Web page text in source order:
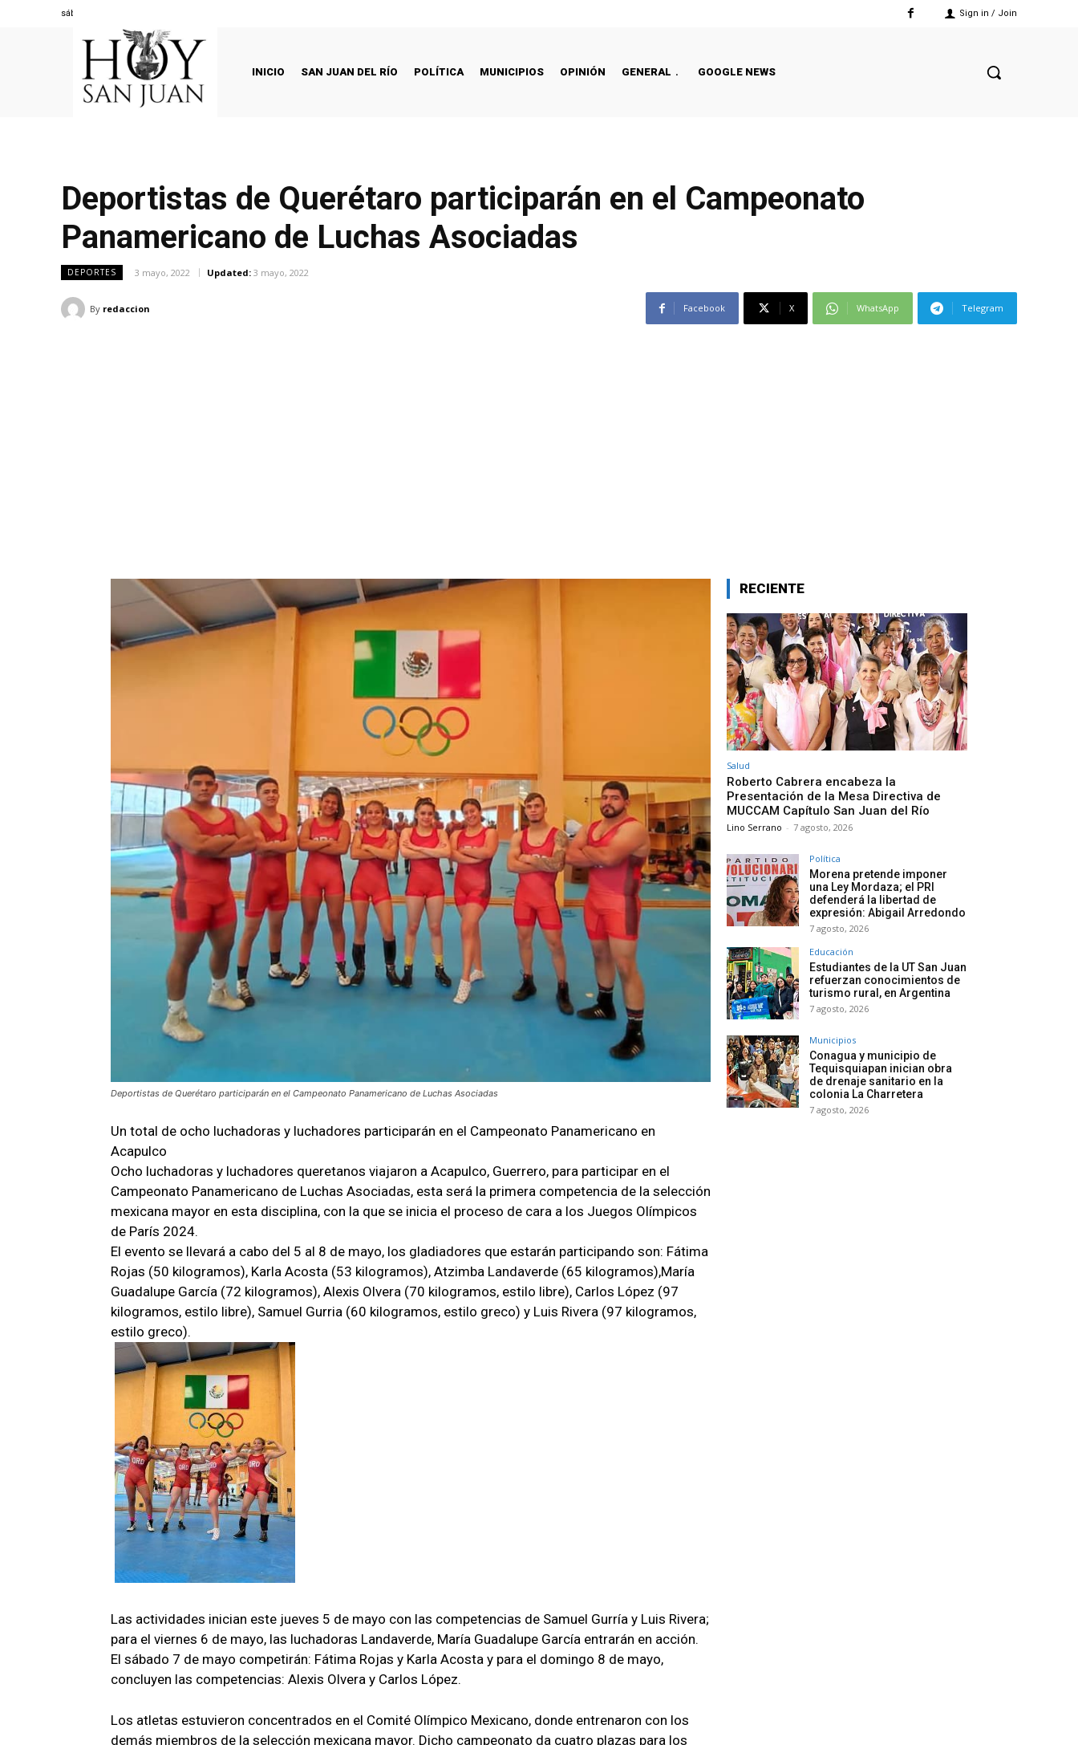
sábado, agosto 8, 2026 Sign in / Join
INICIO SAN JUAN DEL RÍO POLÍTICA MUNICIPIOS OPINIÓN GENERAL GOOGLE NEWS
Deportistas de Querétaro participarán en el Campeonato
Panamericano de Luchas Asociadas
DEPORTES 3 mayo, 2022 Updated: 3 mayo, 2022
By redaccion Facebook X WhatsApp Telegram
Deportistas de Querétaro participarán en el Campeonato Panamericano de Luchas Asociadas
Un total de ocho luchadoras y luchadores participarán en el Campeonato Panamericano en
Acapulco
Ocho luchadoras y luchadores queretanos viajaron a Acapulco, Guerrero, para participar en el
Campeonato Panamericano de Luchas Asociadas, esta será la primera competencia de la selección
mexicana mayor en esta disciplina, con la que se inicia el proceso de cara a los Juegos Olímpicos
de París 2024.
El evento se llevará a cabo del 5 al 8 de mayo, los gladiadores que estarán participando son: Fátima
Rojas (50 kilogramos), Karla Acosta (53 kilogramos), Atzimba Landaverde (65 kilogramos),María
Guadalupe García (72 kilogramos), Alexis Olvera (70 kilogramos, estilo libre), Carlos López (97
kilogramos, estilo libre), Samuel Gurria (60 kilogramos, estilo greco) y Luis Rivera (97 kilogramos,
estilo greco).
Las actividades inician este jueves 5 de mayo con las competencias de Samuel Gurría y Luis Rivera;
para el viernes 6 de mayo, las luchadoras Landaverde, María Guadalupe García entrarán en acción.
El sábado 7 de mayo competirán: Fátima Rojas y Karla Acosta y para el domingo 8 de mayo,
concluyen las competencias: Alexis Olvera y Carlos López.
Los atletas estuvieron concentrados en el Comité Olímpico Mexicano, donde entrenaron con los
demás miembros de la selección mexicana mayor. Dicho campeonato da cuatro plazas para los
RECIENTE
Salud
Roberto Cabrera encabeza la
Presentación de la Mesa Directiva de
MUCCAM Capítulo San Juan del Río
Lino Serrano - 7 agosto, 2026
Política
Morena pretende imponer
una Ley Mordaza; el PRI
defenderá la libertad de
expresión: Abigail Arredondo
7 agosto, 2026
Educación
Estudiantes de la UT San Juan
refuerzan conocimientos de
turismo rural, en Argentina
7 agosto, 2026
Municipios
Conagua y municipio de
Tequisquiapan inician obra
de drenaje sanitario en la
colonia La Charretera
7 agosto, 2026